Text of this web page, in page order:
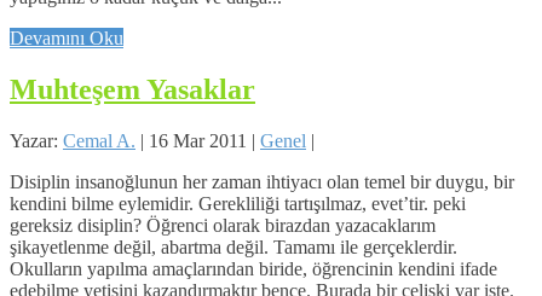
Devamını Oku
Muhteşem Yasaklar
Yazar: Cemal A. | 16 Mar 2011 | Genel |
Disiplin insanoğlunun her zaman ihtiyacı olan temel bir duygu, bir
kendini bilme eylemidir. Gerekliliği tartışılmaz, evet’tir. peki
gereksiz disiplin? Öğrenci olarak birazdan yazacaklarım
şikayetlenme değil, abartma değil. Tamamı ile gerçeklerdir.
Okulların yapılma amaçlarından biride, öğrencinin kendini ifade
edebilme yetisini kazandırmaktır bence. Burada bir çelişki var işte.